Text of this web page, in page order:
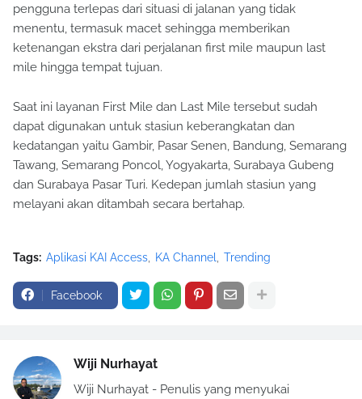
pengguna terlepas dari situasi di jalanan yang tidak
menentu, termasuk macet sehingga memberikan
ketenangan ekstra dari perjalanan first mile maupun last
mile hingga tempat tujuan.
Saat ini layanan First Mile dan Last Mile tersebut sudah
dapat digunakan untuk stasiun keberangkatan dan
kedatangan yaitu Gambir, Pasar Senen, Bandung, Semarang
Tawang, Semarang Poncol, Yogyakarta, Surabaya Gubeng
dan Surabaya Pasar Turi. Kedepan jumlah stasiun yang
melayani akan ditambah secara bertahap.
Tags: Aplikasi KAI Access KA Channel Trending
Facebook
Wiji Nurhayat
Wiji Nurhayat - Penulis yang menyukai